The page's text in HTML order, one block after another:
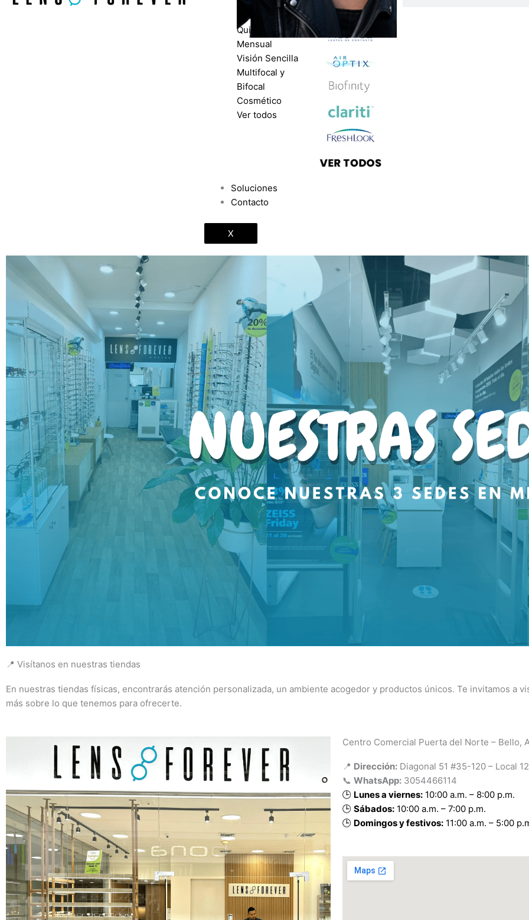
Diarios
Quincenal
Mensual
Visión Sencilla
Multifocal y
Bifocal
Cosmético
Ver todos
Soluciones
Contacto
X
📍 Visítanos en nuestras tiendas
En nuestras tiendas físicas, encontrarás atención personalizada, un ambiente acogedor y productos únicos. Te invitamos a
más sobre lo que tenemos para ofrecerte.
Centro Comercial Puerta del Norte – Bello,
📍 Dirección: Diagonal 51 #35-120 – Local
📞 WhatsApp: 3054466114
🕒 Lunes a viernes: 10:00 a.m. – 8:00 p.m.
🕒 Sábados: 10:00 a.m. – 7:00 p.m.
🕒 Domingos y festivos: 11:00 a.m. – 5:00